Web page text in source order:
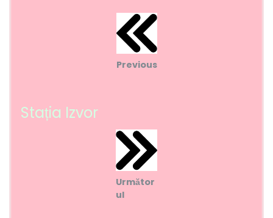
Previous
Stația Izvor
Următor
ul